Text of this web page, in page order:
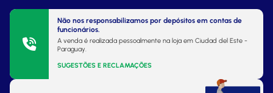
Não nos responsabilizamos por depósitos em contas de
funcionários.
A venda é realizada pessoalmente na loja em Ciudad del Este -
Paraguay.
SUGESTÕES E RECLAMAÇÕES